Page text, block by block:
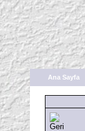
Ana Sayfa